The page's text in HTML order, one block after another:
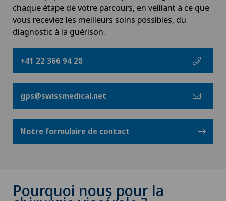
chaque étape de votre parcours, en veillant à ce que
vous receviez les meilleurs soins possibles, du
diagnostic à la guérison.
+41 22 366 94 28
gps@swissmedical.net
Notre formulaire de contact
Pourquoi nous pour la